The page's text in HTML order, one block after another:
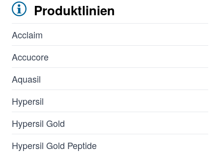
Produktlinien
Acclaim
Accucore
Aquasil
Hypersil
Hypersil Gold
Hypersil Gold Peptide